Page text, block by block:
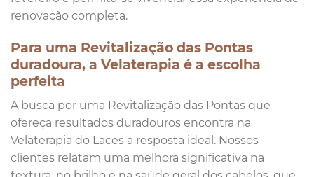
renovação completa.
Para uma Revitalização das Pontas
duradoura, a Velaterapia é a escolha
perfeita
A busca por uma Revitalização das Pontas que
ofereça resultados duradouros encontra na
Velaterapia do Laces a resposta ideal. Nossos
clientes relatam uma melhora significativa na